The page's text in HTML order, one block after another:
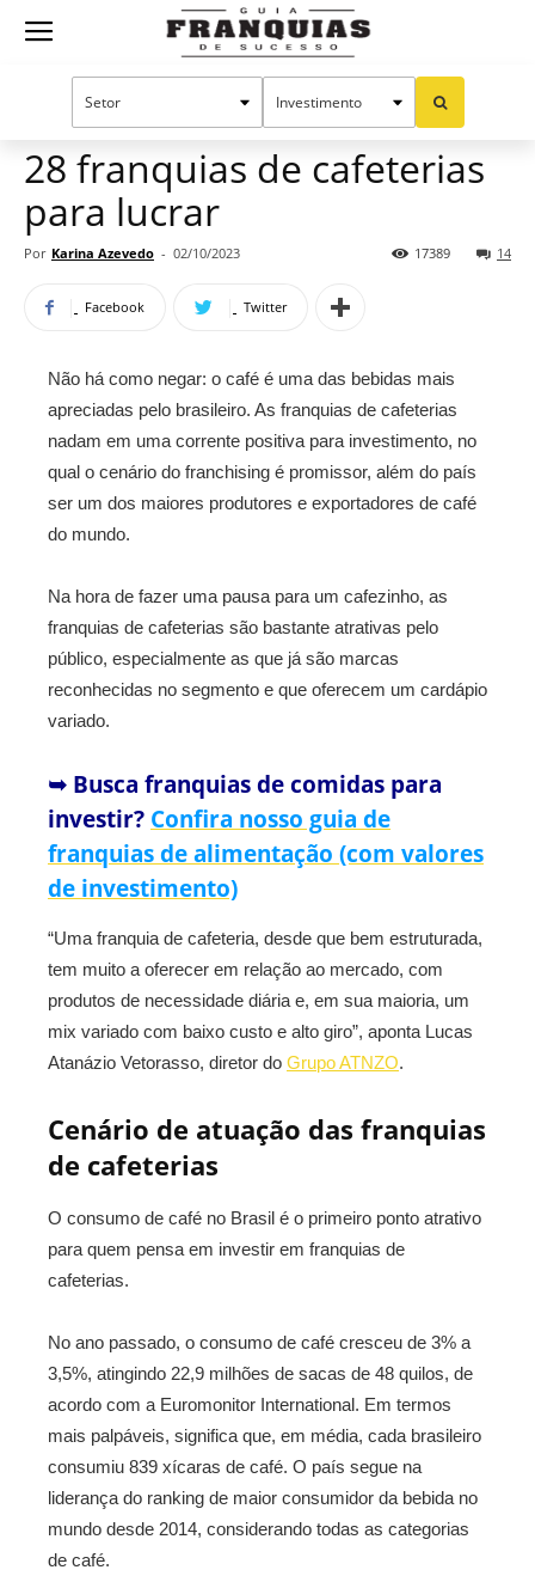
Guia
Oportunidades e tendências Publieditorial
28 franquias de cafeterias
para lucrar
Por Karina Azevedo - 02/10/2023 14
17389
Facebook Twitter
Não há como negar: o café é uma das bebidas mais
apreciadas pelo brasileiro. As franquias de cafeterias
nadam em uma corrente positiva para investimento, no
qual o cenário do franchising é promissor, além do país
ser um dos maiores produtores e exportadores de café
do mundo.
Na hora de fazer uma pausa para um cafezinho, as
franquias de cafeterias são bastante atrativas pelo
público, especialmente as que já são marcas
reconhecidas no segmento e que oferecem um cardápio
variado.
➥ Busca franquias de comidas para
investir? Confira nosso guia de
franquias de alimentação (com valores
de investimento)
“Uma franquia de cafeteria, desde que bem estruturada,
tem muito a oferecer em relação ao mercado, com
produtos de necessidade diária e, em sua maioria, um
mix variado com baixo custo e alto giro”, aponta Lucas
Atanázio Vetorasso, diretor do Grupo ATNZO.
Cenário de atuação das franquias
de cafeterias
O consumo de café no Brasil é o primeiro ponto atrativo
para quem pensa em investir em franquias de
cafeterias.
No ano passado, o consumo de café cresceu de 3% a
3,5%, atingindo 22,9 milhões de sacas de 48 quilos, de
acordo com a Euromonitor International. Em termos
mais palpáveis, significa que, em média, cada brasileiro
consumiu 839 xícaras de café. O país segue na
liderança do ranking de maior consumidor da bebida no
mundo desde 2014, considerando todas as categorias
de café.